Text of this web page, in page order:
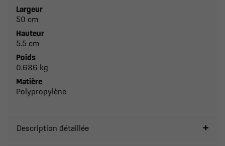
Largeur
50 cm
Hauteur
5.5 cm
Poids
0.686 kg
Matière
Polypropylène
Description détaillée